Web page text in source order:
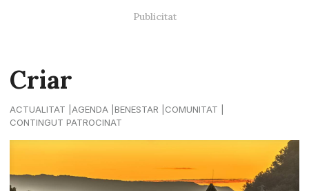
Criar
ACTUALITAT AGENDA BENESTAR
COMUNITAT
CONTINGUT PATROCINAT